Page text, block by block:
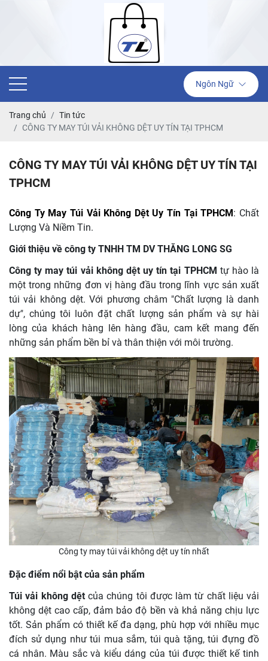
Ngôn Ngữ
Trang chủ
Tin tức
CÔNG TY MAY TÚI VẢI KHÔNG DỆT UY TÍN TẠI TPHCM
CÔNG TY MAY TÚI VẢI KHÔNG DỆT UY TÍN TẠI
TPHCM
Công Ty May Túi Vải Không Dệt Uy Tín Tại TPHCM: Chất
Lượng Và Niềm Tin.
Giới thiệu về công ty TNHH TM DV THĂNG LONG SG
Công ty may túi vải không dệt uy tín tại TPHCM tự hào là
một trong những đơn vị hàng đầu trong lĩnh vực sản xuất
túi vải không dệt. Với phương châm "Chất lượng là danh
dự", chúng tôi luôn đặt chất lượng sản phẩm và sự hài
lòng của khách hàng lên hàng đầu, cam kết mang đến
những sản phẩm bền bỉ và thân thiện với môi trường.
Công ty may túi vải không dệt uy tín nhất
Đặc điểm nổi bật của sản phẩm
Túi vải không dệt của chúng tôi được làm từ chất liệu vải
không dệt cao cấp, đảm bảo độ bền và khả năng chịu lực
tốt. Sản phẩm có thiết kế đa dạng, phù hợp với nhiều mục
đích sử dụng như túi mua sắm, túi quà tặng, túi đựng đồ
cá nhân. Màu sắc và kiểu dáng của túi được thiết kế tinh